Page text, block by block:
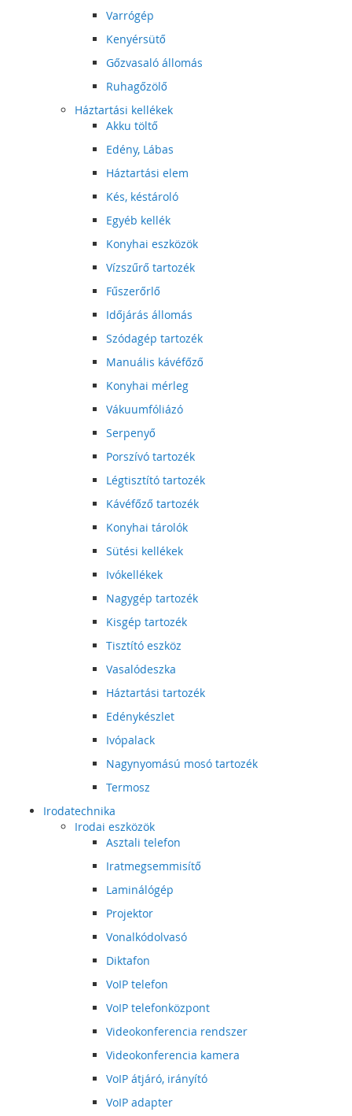
Varrógép
Kenyérsütő
Gőzvasaló állomás
Ruhagőzölő
Háztartási kellékek
Akku töltő
Edény, Lábas
Háztartási elem
Kés, késtároló
Egyéb kellék
Konyhai eszközök
Vízszűrő tartozék
Fűszerőrlő
Időjárás állomás
Szódagép tartozék
Manuális kávéfőző
Konyhai mérleg
Vákuumfóliázó
Serpenyő
Porszívó tartozék
Légtisztító tartozék
Kávéfőző tartozék
Konyhai tárolók
Sütési kellékek
Ivókellékek
Nagygép tartozék
Kisgép tartozék
Tisztító eszköz
Vasalódeszka
Háztartási tartozék
Edénykészlet
Ivópalack
Nagynyomású mosó tartozék
Termosz
Irodatechnika
Irodai eszközök
Asztali telefon
Iratmegsemmisítő
Laminálógép
Projektor
Vonalkódolvasó
Diktafon
VoIP telefon
VoIP telefonközpont
Videokonferencia rendszer
Videokonferencia kamera
VoIP átjáró, irányító
VoIP adapter